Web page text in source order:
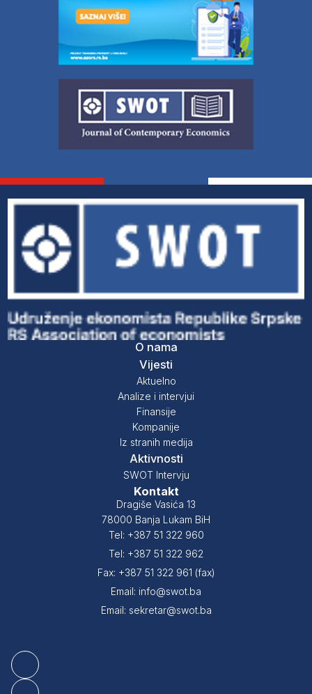
O nama
Vijesti
Aktuelno
Analize i intervjui
Finansije
Kompanije
Iz stranih medija
Aktivnosti
SWOT Intervju
Kontakt
Dragiše Vasića 13
78000 Banja Lukam BiH
Tel: +387 51 322 960
Tel: +387 51 322 962
Fax: +387 51 322 961 (fax)
Email: info@swot.ba
Email: sekretar@swot.ba